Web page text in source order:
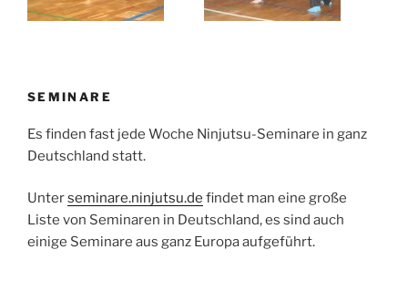
SEMINARE
Es finden fast jede Woche Ninjutsu-Seminare in ganz
Deutschland statt.
Unterseminare.ninjutsu.de findet man eine große
Liste von Seminaren in Deutschland, es sind auch
einige Seminare aus ganz Europa aufgeführt.